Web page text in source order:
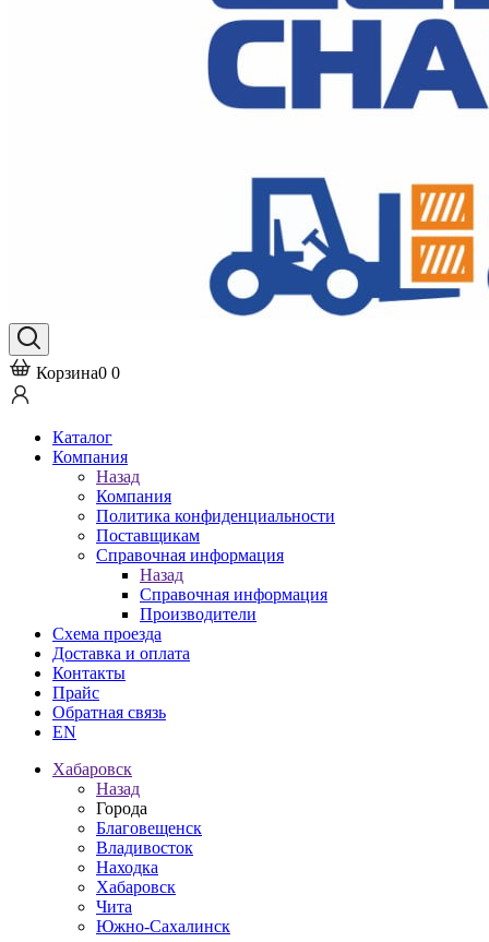
Корзина0 0
Каталог
Компания
Назад
Компания
Политика конфиденциальности
Поставщикам
Справочная информация
Назад
Справочная информация
Производители
Схема проезда
Доставка и оплата
Контакты
Прайс
Обратная связь
EN
Хабаровск
Назад
Города
Благовещенск
Владивосток
Находка
Хабаровск
Чита
Южно-Сахалинск